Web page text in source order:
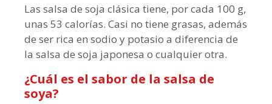
Las salsa de soja clásica tiene, por cada 100 g,
unas 53 calorías. Casi no tiene grasas, además
de ser rica en sodio y potasio a diferencia de
la salsa de soja japonesa o cualquier otra.
¿Cuál es el sabor de la salsa de
soya?